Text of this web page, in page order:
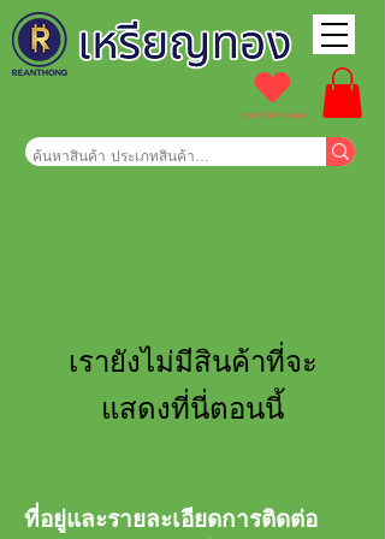
รายการโปรดของฉัน
เรายังไม่มีสินค้าที่จะ
แสดงที่นี่ตอนนี้
ที่อยู่และรายละเอียดการติดต่อ